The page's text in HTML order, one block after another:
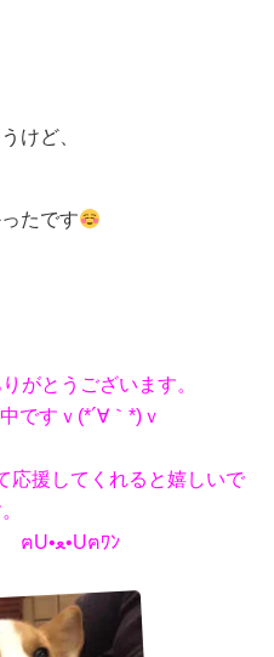
けど、
たです
がとうございます。
ですｖ(*´∀｀*)ｖ
応援してくれると嬉しいで
お願いします ฅU•ﻌ•Uฅﾜﾝ